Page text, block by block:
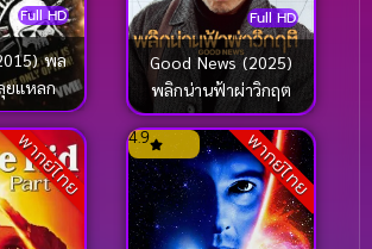
Full HD
พล
ยแหลก
Full HD
Good News (2025)
พลิกน่านฟ้าผ่าวิกฤต
พากย์ไทย พากย์ไทย
4.9